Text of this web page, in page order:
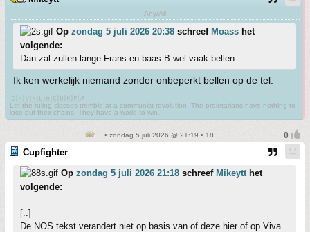
Any/All
Op zondag 5 juli 2026 20:38 schreef Moass het
volgende:
Dan zal zullen lange Frans en baas B wel vaak bellen
Ik ken werkelijk niemand zonder onbeperkt bellen op de tel.
🇨🇳🇻🇳🇱🇦🇨🇺🇰🇵☭
Let the ruling classes tremble at a communist revolution. The proletarians have nothing to
lose but their chains. They have a world to win.
• zondag 5 juli 2026 @ 21:19 • 18
Cupfighter
Op zondag 5 juli 2026 21:18 schreef Mikeytt het
volgende:
[..]
De NOS tekst verandert niet op basis van of deze hier of op Viva